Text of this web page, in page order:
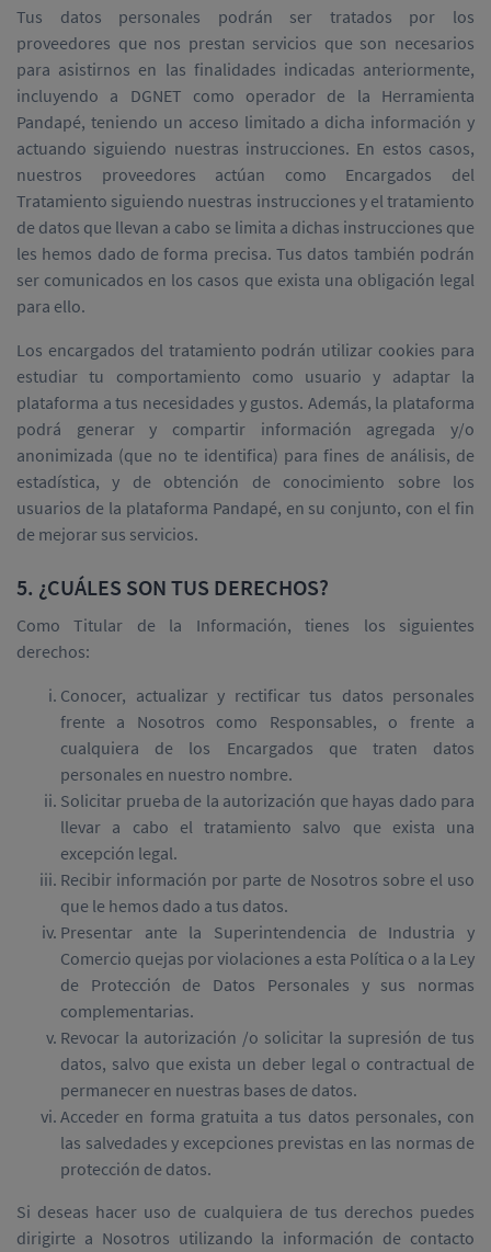
Tus datos personales podrán ser tratados por los
proveedores que nos prestan servicios que son necesarios
para asistirnos en las finalidades indicadas anteriormente,
incluyendo a DGNET como operador de la Herramienta
Pandapé, teniendo un acceso limitado a dicha información y
actuando siguiendo nuestras instrucciones. En estos casos,
nuestros proveedores actúan como Encargados del
Tratamiento siguiendo nuestras instrucciones y el tratamiento
de datos que llevan a cabo se limita a dichas instrucciones que
les hemos dado de forma precisa. Tus datos también podrán
ser comunicados en los casos que exista una obligación legal
para ello.
Los encargados del tratamiento podrán utilizar cookies para
estudiar tu comportamiento como usuario y adaptar la
plataforma a tus necesidades y gustos. Además, la plataforma
podrá generar y compartir información agregada y/o
anonimizada (que no te identifica) para fines de análisis, de
estadística, y de obtención de conocimiento sobre los
usuarios de la plataforma Pandapé, en su conjunto, con el fin
de mejorar sus servicios.
5. ¿CUÁLES SON TUS DERECHOS?
Como Titular de la Información, tienes los siguientes
derechos:
Conocer, actualizar y rectificar tus datos personales
frente a Nosotros como Responsables, o frente a
cualquiera de los Encargados que traten datos
personales en nuestro nombre.
Solicitar prueba de la autorización que hayas dado para
llevar a cabo el tratamiento salvo que exista una
excepción legal.
Recibir información por parte de Nosotros sobre el uso
que le hemos dado a tus datos.
Presentar ante la Superintendencia de Industria y
Comercio quejas por violaciones a esta Política o a la Ley
de Protección de Datos Personales y sus normas
complementarias.
Revocar la autorización /o solicitar la supresión de tus
datos, salvo que exista un deber legal o contractual de
permanecer en nuestras bases de datos.
Acceder en forma gratuita a tus datos personales, con
las salvedades y excepciones previstas en las normas de
protección de datos.
Si deseas hacer uso de cualquiera de tus derechos puedes
dirigirte a Nosotros utilizando la información de contacto